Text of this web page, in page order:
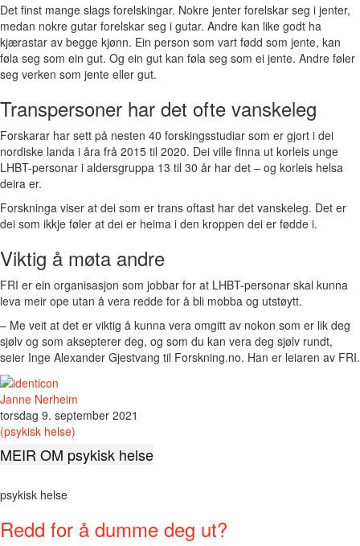
Det finst mange slags forelskingar. Nokre jenter forelskar seg i jenter,
medan nokre gutar forelskar seg i gutar. Andre kan like godt ha
kjærastar av begge kjønn. Ein person som vart fødd som jente, kan
føla seg som ein gut. Og ein gut kan føla seg som ei jente. Andre føler
seg verken som jente eller gut.
Transpersoner har det ofte vanskeleg
Forskarar har sett på nesten 40 forskingsstudiar som er gjort i dei
nordiske landa i åra frå 2015 til 2020. Dei ville finna ut korleis unge
LHBT-personar i aldersgruppa 13 til 30 år har det – og korleis helsa
deira er.
Forskninga viser at dei som er trans oftast har det vanskeleg. Det er
dei som ikkje føler at dei er heima i den kroppen dei er fødde i.
Viktig å møta andre
FRI er ein organisasjon som jobbar for at LHBT-personar skal kunna
leva meir ope utan å vera redde for å bli mobba og utstøytt.
– Me veit at det er viktig å kunna vera omgitt av nokon som er lik deg
sjølv og som aksepterer deg, og som du kan vera deg sjølv rundt,
seier Inge Alexander Gjestvang til Forskning.no. Han er leiaren av FRI.
Janne Nerheim
torsdag 9. september 2021
(psykisk helse)
MEIR OM psykisk helse
psykisk helse
Redd for å dumme deg ut?